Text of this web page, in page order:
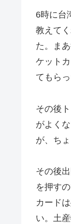
6時に台
教えて
た。ま
ケット
てもらっ
その後
がよく
が、ち
その後
を押す
カード
い。土